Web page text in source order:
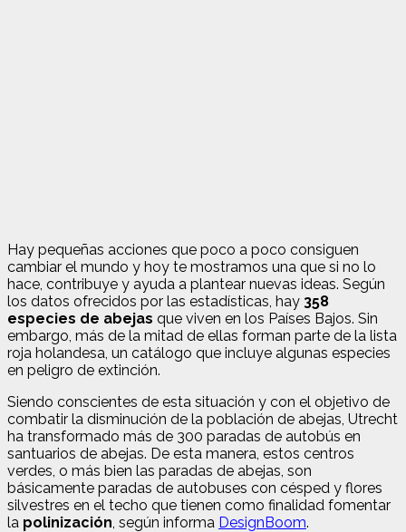
Hay pequeñas acciones que poco a poco consiguen
cambiar el mundo y hoy te mostramos una que si no lo
hace, contribuye y ayuda a plantear nuevas ideas. Según
los datos ofrecidos por las estadísticas, hay 358
especies de abejas que viven en los Países Bajos. Sin
embargo, más de la mitad de ellas forman parte de la lista
roja holandesa, un catálogo que incluye algunas especies
en peligro de extinción.
Siendo conscientes de esta situación y con el objetivo de
combatir la disminución de la población de abejas, Utrecht
ha transformado más de 300 paradas de autobús en
santuarios de abejas. De esta manera, estos centros
verdes, o más bien las paradas de abejas, son
básicamente paradas de autobuses con césped y flores
silvestres en el techo que tienen como finalidad fomentar
la polinización, según informa DesignBoom.